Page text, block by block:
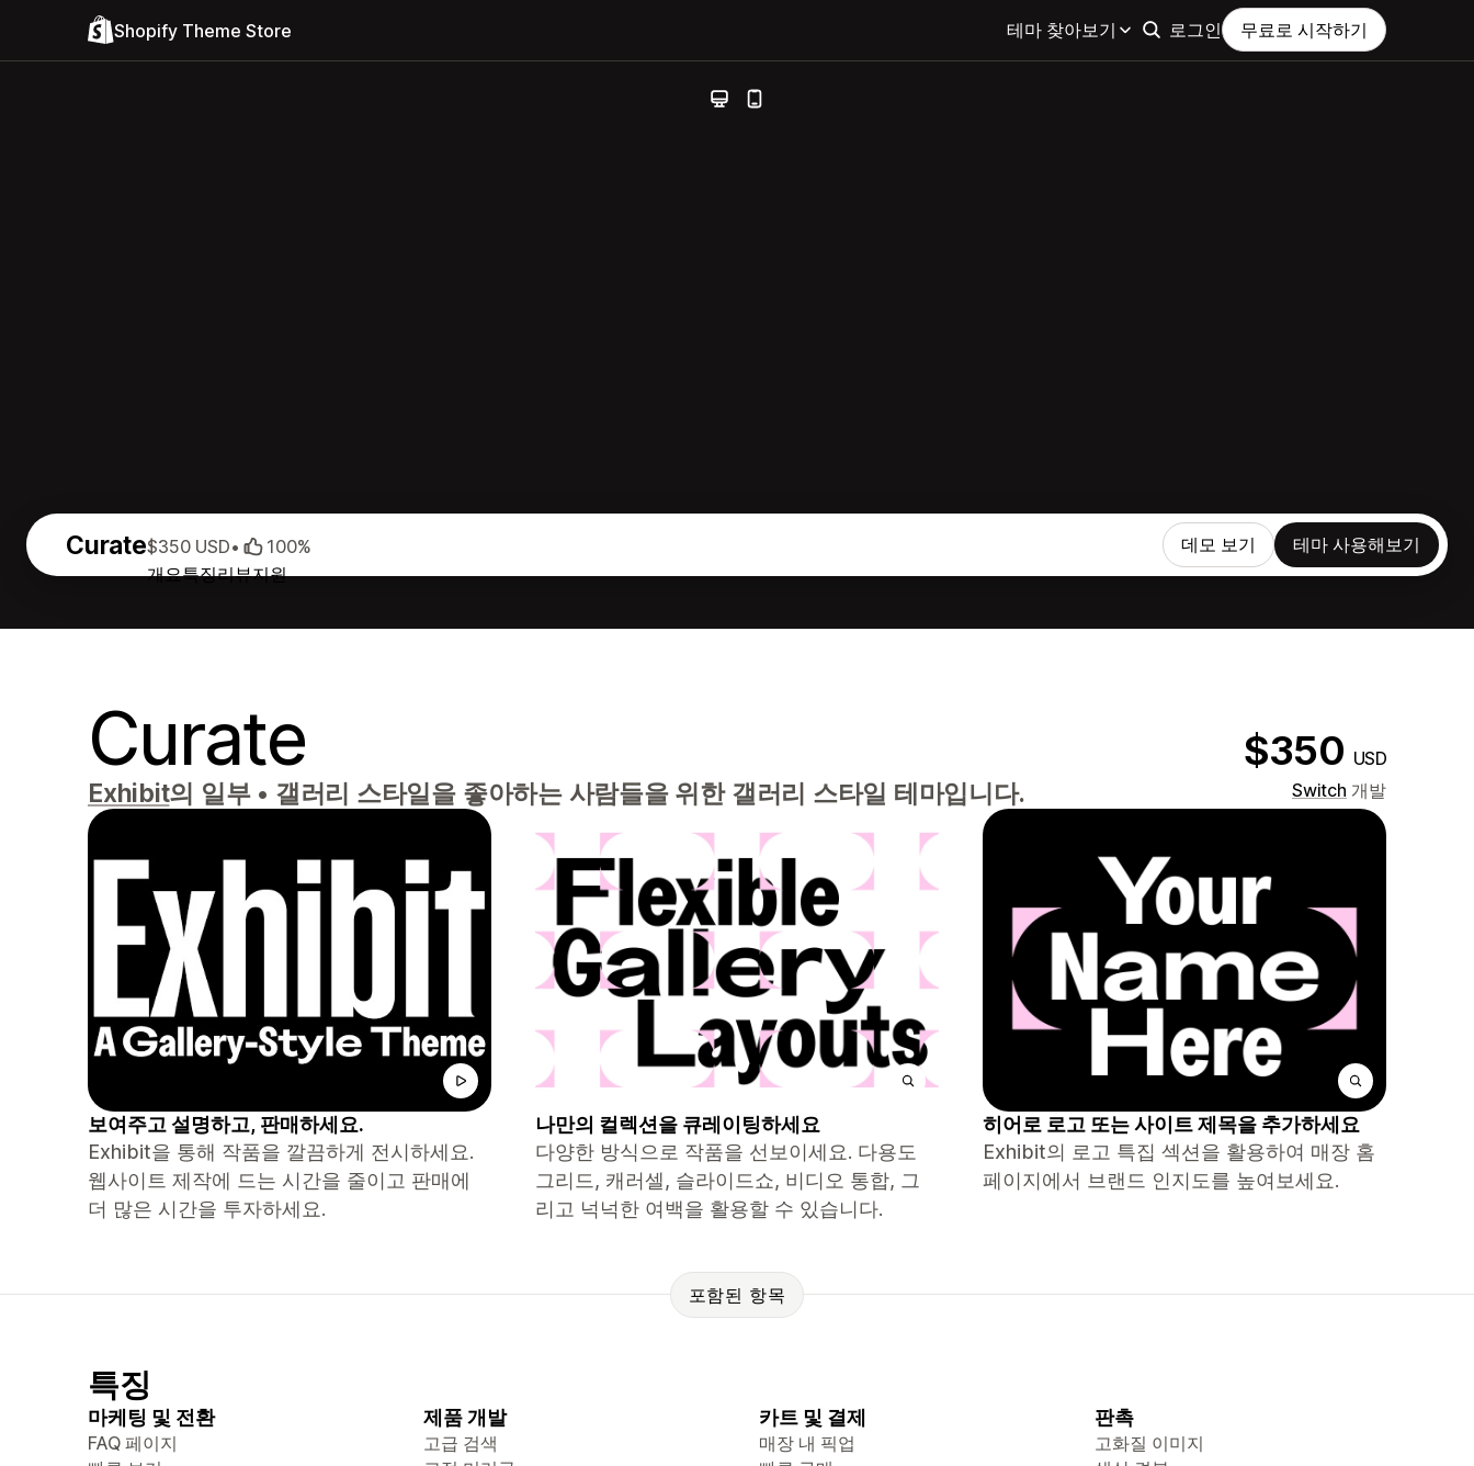
Shopify Theme Store 테마 찾아보기 로그인 무료로 시작하기
Curate
개요특징리뷰지원
$350 USD• 100% 데모 보기 테마 사용해보기
Curate $350 USD
Exhibit의 일부 • 갤러리 스타일을 좋아하는 사람들을 위한 갤러리 스타일 테마입니다. Switch 개발
보여주고 설명하고, 판매하세요.
Exhibit을 통해 작품을 깔끔하게 전시하세요.
웹사이트 제작에 드는 시간을 줄이고 판매에
더 많은 시간을 투자하세요.
나만의 컬렉션을 큐레이팅하세요
다양한 방식으로 작품을 선보이세요. 다용도
그리드, 캐러셀, 슬라이드쇼, 비디오 통합, 그
리고 넉넉한 여백을 활용할 수 있습니다.
히어로 로고 또는 사이트 제목을 추가하세요
Exhibit의 로고 특집 섹션을 활용하여 매장 홈
페이지에서 브랜드 인지도를 높여보세요.
포함된 항목
특징
마케팅 및 전환
FAQ 페이지
제품 개발
고급 검색
카트 및 결제
매장 내 픽업
판촉
고화질 이미지